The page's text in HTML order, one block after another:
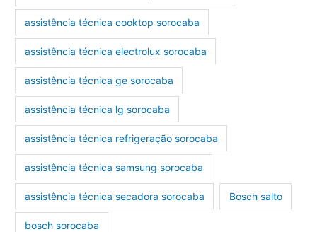
assistência técnica cooktop sorocaba
assistência técnica electrolux sorocaba
assistência técnica ge sorocaba
assistência técnica lg sorocaba
assistência técnica refrigeração sorocaba
assistência técnica samsung sorocaba
assistência técnica secadora sorocaba Bosch salto
bosch sorocaba